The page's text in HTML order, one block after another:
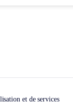
et de services